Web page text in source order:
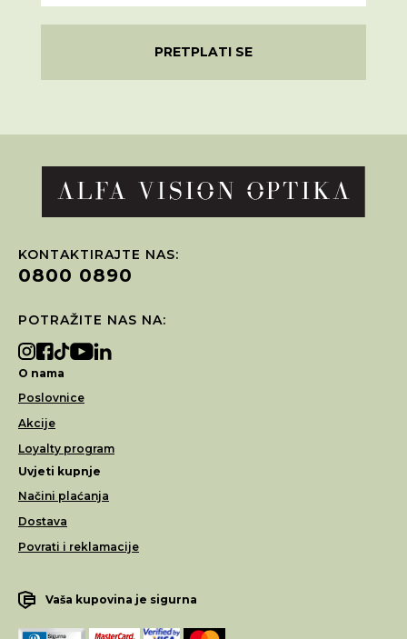
PRETPLATI SE
KONTAKTIRAJTE NAS:
0800 0890
POTRAŽITE NAS NA:
O nama
Poslovnice
Akcije
Loyalty program
Uvjeti kupnje
Načini plaćanja
Dostava
Povrati i reklamacije
Vaša kupovina je sigurna